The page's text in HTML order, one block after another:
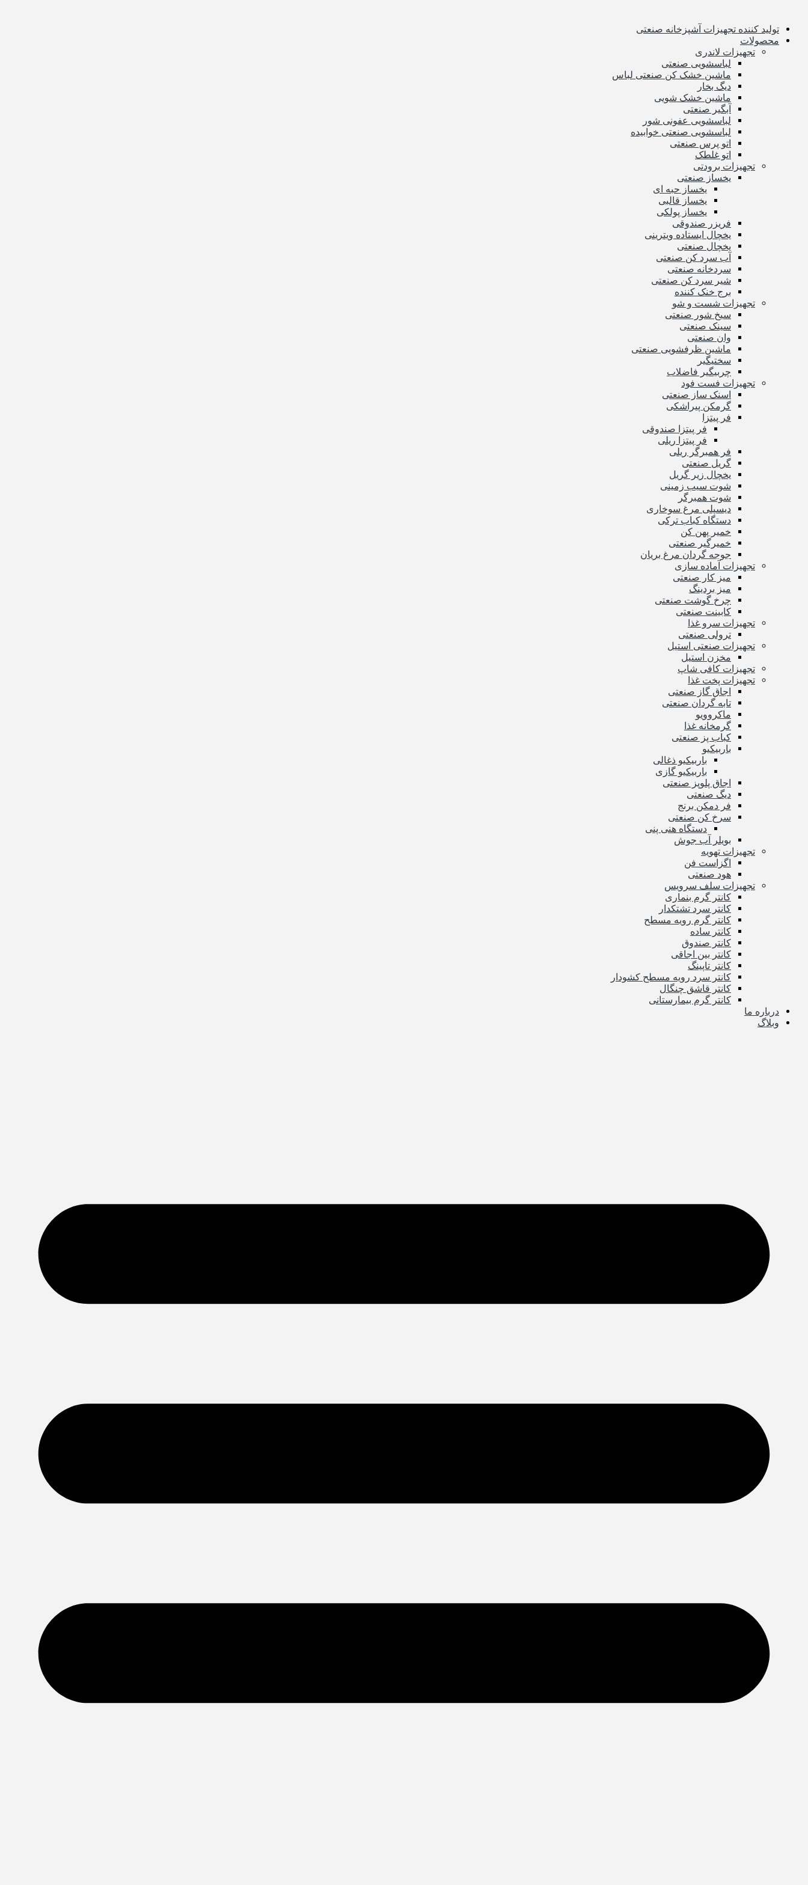
تولید کننده تجهیزات آشپزخانه صنعتی
محصولات
تجهیزات لاندری
لباسشویی صنعتی
ماشین خشک کن صنعتی لباس
دیگ بخار
ماشین خشک شویی
آبگیر صنعتی
لباسشویی عفونی شور
لباسشویی صنعتی خوابیده
اتو پرس صنعتی
اتو غلطک
تجهیزات برودتی
یخساز صنعتی
یخساز حبه ای
یخساز قالبی
یخساز پولکی
فریزر صندوقی
یخچال ایستاده ویترینی
یخچال صنعتی
آب سرد کن صنعتی
سردخانه صنعتی
شیر سرد کن صنعتی
برج خنک کننده
تجهیزات شست و شو
سیخ شور صنعتی
سینک صنعتی
وان صنعتی
ماشین ظرفشویی صنعتی
سختیگیر
چربیگیر فاضلاب
تجهیزات فست فود
اسنک ساز صنعتی
گرمکن پیراشکی
فر پیتزا
فر پیتزا صندوقی
فر پیتزا ریلی
فر همبرگر ریلی
گریل صنعتی
یخچال زیر گریل
شوت سیب زمینی
شوت همبرگر
دیسپلی مرغ سوخاری
دستگاه کباب ترکی
خمیر پهن کن
خمیرگیر صنعتی
جوجه گردان مرغ بریان
تجهیزات آماده سازی
میز کار صنعتی
میز بردینگ
چرخ گوشت صنعتی
کابینت صنعتی
تجهیزات سرو غذا
ترولی صنعتی
تجهیزات صنعتی استیل
مخزن استیل
تجهیزات کافی شاپ
تجهیزات پخت غذا
اجاق گاز صنعتی
تابه گردان صنعتی
ماکروویو
گرمخانه غذا
کباب پز صنعتی
باربیکیو
باربیکیو ذغالی
باربیکیو گازی
اجاق پلوپز صنعتی
دیگ صنعتی
فر دمکن برنج
سرخ کن صنعتی
دستگاه هنی پنی
بویلر آب جوش
تجهیزات تهویه
اگزاست فن
هود صنعتی
تجهیزات سلف سرویس
کانتر گرم بنماری
کانتر سرد تشتکدار
کانتر گرم رویه مسطح
کانتر ساده
کانتر صندوق
کانتر بین اجاقی
کانتر تاپینگ
کانتر سرد رویه مسطح کشودار
کانتر قاشق چنگال
کانتر گرم بیمارستانی
درباره ما
وبلاگ